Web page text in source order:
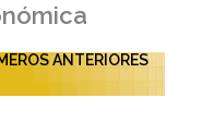
ANTERIORES